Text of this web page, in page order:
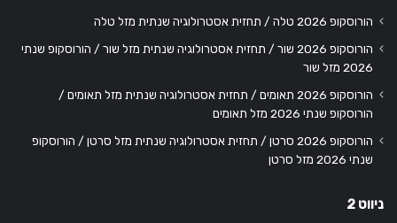
הורוסקופ 2026 טלה / תחזית אסטרולוגיה שנתית מזל טלה
הורוסקופ 2026 שור / תחזית אסטרולוגיה שנתית מזל שור / הורוסקופ שנתי
2026 מזל שור
הורוסקופ 2026 תאומים / תחזית אסטרולוגיה שנתית מזל תאומים /
הורוסקופ שנתי 2026 מזל תאומים
הורוסקופ 2026 סרטן / תחזית אסטרולוגיה שנתית מזל סרטן / הורוסקופ
שנתי 2026 מזל סרטן
ניווט 2